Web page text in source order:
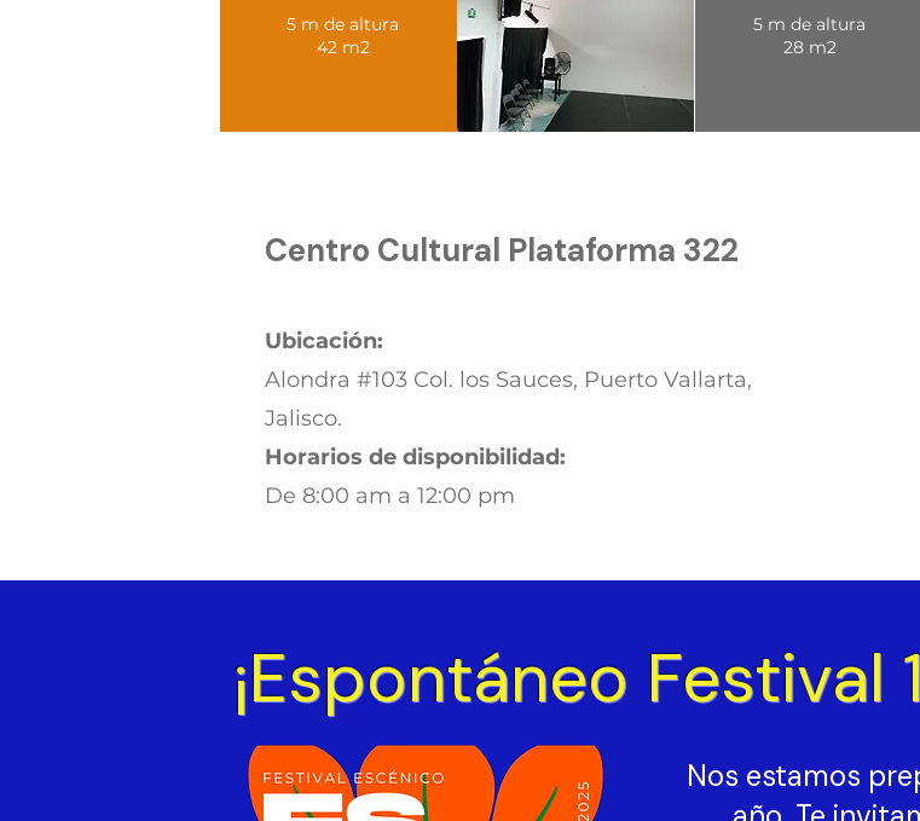
5 m de altura
42 m2
5 m de altura
28 m2
Centro Cultural Plataforma 322
Ubicación:
Alondra #103 Col. los Sauces, Puerto Vallarta,
Jalisco.
Horarios de disponibilidad:
De 8:00 am a 12:00 pm
¡Espontáneo Festival
Nos estamos